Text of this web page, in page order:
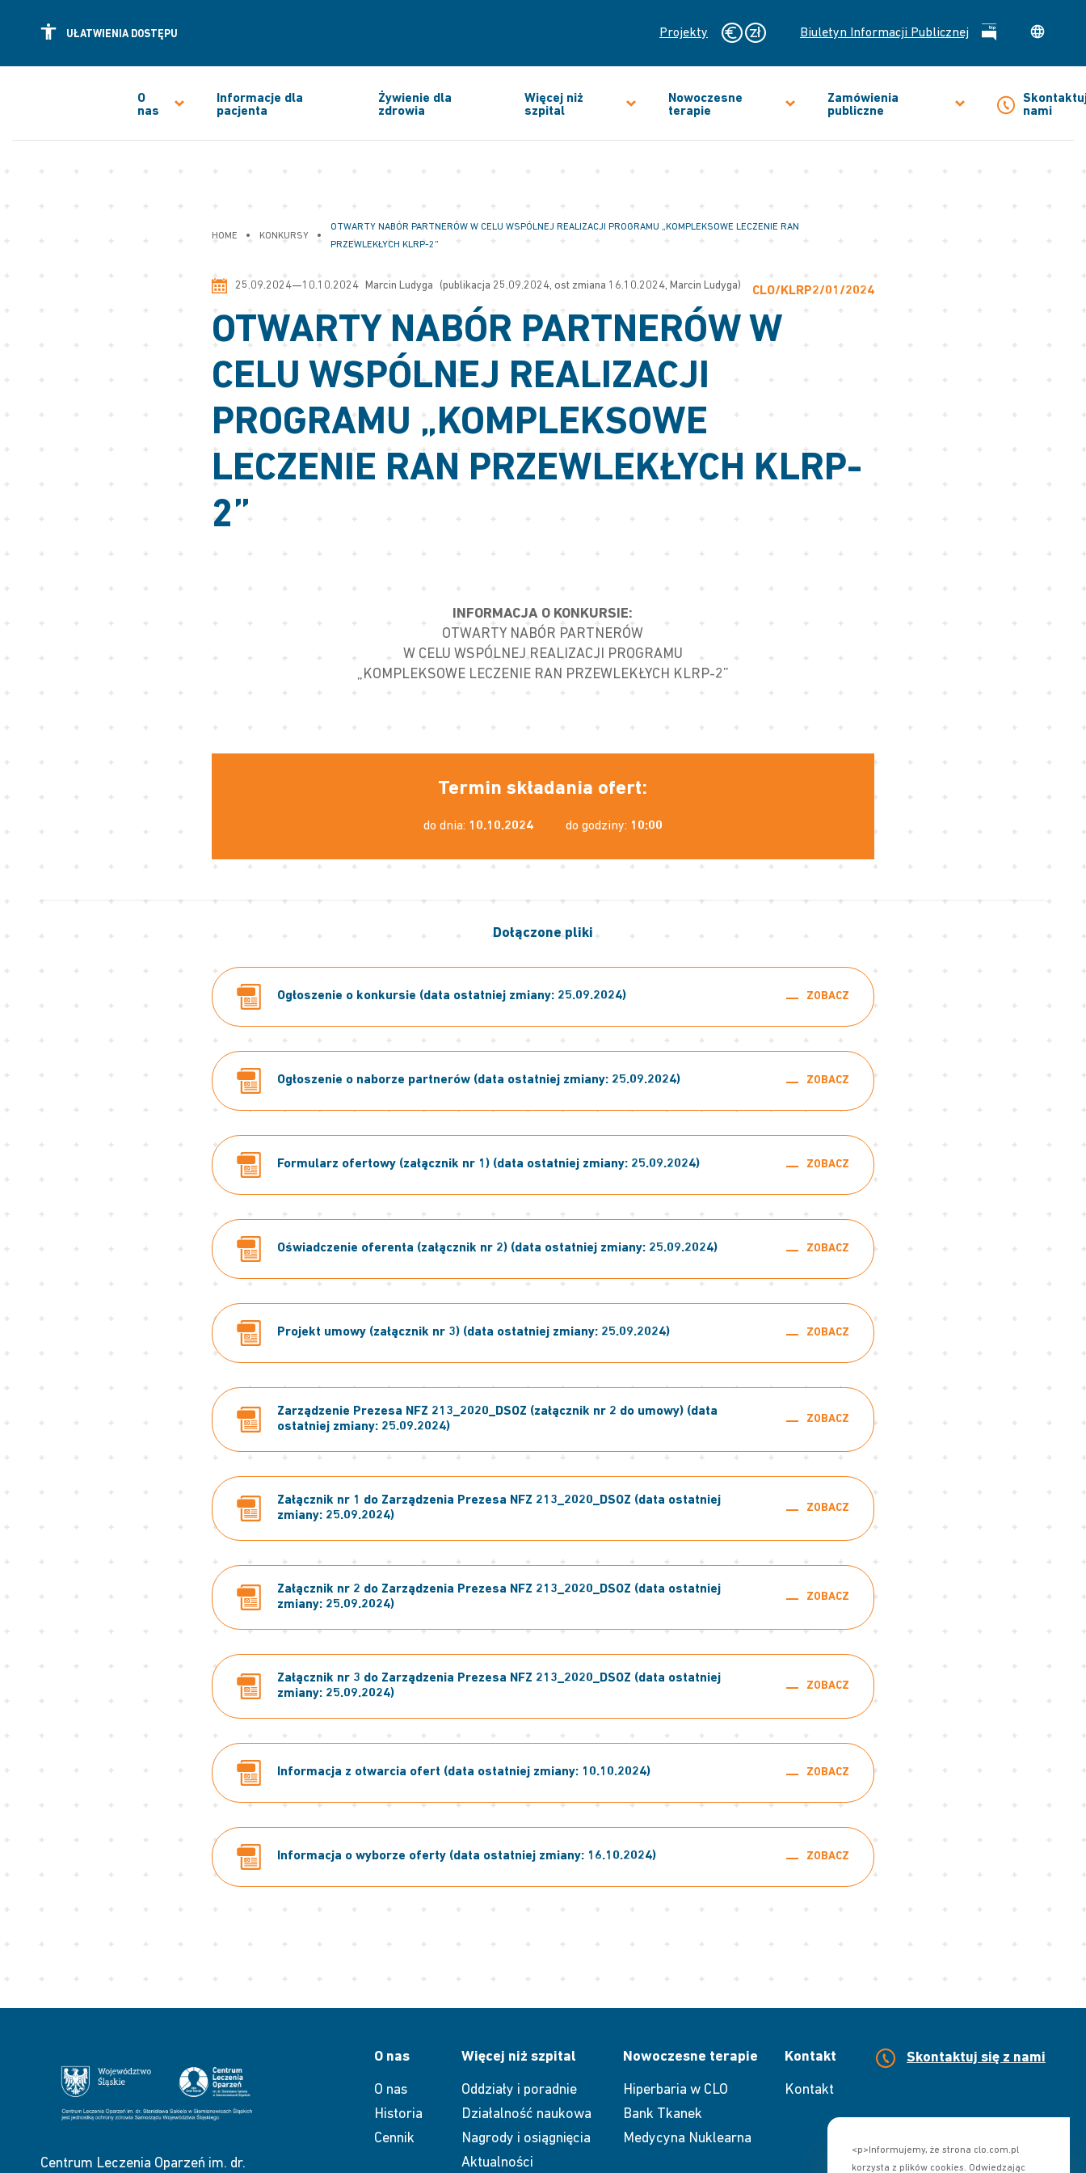
UŁATWIENIA DOSTĘPU Projekty Biuletyn Informacji Publicznej
O
nas
Informacje dla
pacjenta
Żywienie dla
zdrowia
Więcej niż
szpital
Nowoczesne
terapie
Zamówienia
publiczne
nami
HOME • KONKURSY •
OTWARTY NABÓR PARTNERÓW W CELU WSPÓLNEJ REALIZACJI PROGRAMU „KOMPLEKSOWE LECZENIE RAN
PRZEWLEKŁYCH KLRP-2”
25.09.2024—10.10.2024 Marcin Ludyga (publikacja 25.09.2024, ost zmiana 16.10.2024, Marcin Ludyga) CLO/KLRP2/01/2024
OTWARTY NABÓR PARTNERÓW W
CELU WSPÓLNEJ REALIZACJI
PROGRAMU „KOMPLEKSOWE
LECZENIE RAN PRZEWLEKŁYCH KLRP-
2”
INFORMACJA O KONKURSIE:
OTWARTY NABÓR PARTNERÓW
W CELU WSPÓLNEJ REALIZACJI PROGRAMU
„KOMPLEKSOWE LECZENIE RAN PRZEWLEKŁYCH KLRP-2”
Termin składania ofert:
do dnia: 10.10.2024 do godziny: 10:00
Dołączone pliki
Ogłoszenie o konkursie (data ostatniej zmiany: 25.09.2024) ZOBACZ
Ogłoszenie o naborze partnerów (data ostatniej zmiany: 25.09.2024) ZOBACZ
Formularz ofertowy (załącznik nr 1) (data ostatniej zmiany: 25.09.2024) ZOBACZ
Oświadczenie oferenta (załącznik nr 2) (data ostatniej zmiany: 25.09.2024) ZOBACZ
Projekt umowy (załącznik nr 3) (data ostatniej zmiany: 25.09.2024) ZOBACZ
Zarządzenie Prezesa NFZ 213_2020_DSOZ (załącznik nr 2 do umowy) (data
ostatniej zmiany: 25.09.2024)
ZOBACZ
Załącznik nr 1 do Zarządzenia Prezesa NFZ 213_2020_DSOZ (data ostatniej
zmiany: 25.09.2024)
ZOBACZ
Załącznik nr 2 do Zarządzenia Prezesa NFZ 213_2020_DSOZ (data ostatniej
zmiany: 25.09.2024)
ZOBACZ
Załącznik nr 3 do Zarządzenia Prezesa NFZ 213_2020_DSOZ (data ostatniej
zmiany: 25.09.2024)
ZOBACZ
Informacja z otwarcia ofert (data ostatniej zmiany: 10.10.2024) ZOBACZ
Informacja o wyborze oferty (data ostatniej zmiany: 16.10.2024) ZOBACZ
Centrum Leczenia Oparzeń im. dr.
O nas
O nas
Historia
Cennik
Więcej niż szpital
Oddziały i poradnie
Działalność naukowa
Nagrody i osiągnięcia
Aktualności
Nowoczesne terapie
Hiperbaria w CLO
Bank Tkanek
Medycyna Nuklearna
Kontakt
Kontakt
Skontaktuj się z nami
<p>Informujemy, że strona clo.com.pl
korzysta z plików cookies. Odwiedzając